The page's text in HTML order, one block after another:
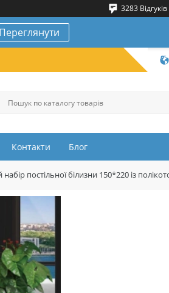
3283 Відгуків
Переглянути
Контакти Блог
постільної білизни 150*220 із